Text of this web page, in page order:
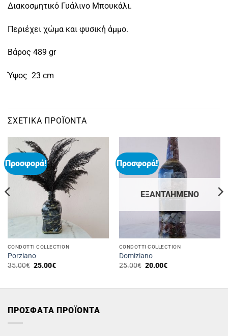
Διακοσμητικό Γυάλινο Μπουκάλι.
Περιέχει χώμα και φυσική άμμο.
Βάρος 489 gr
Ύψος 23 cm
ΣΧΕΤΙΚΆ ΠΡΟΪΌΝΤΑ
Προσφορά!
CONDOTTI COLLECTION
Porziano
35.00€ Original
25.00€Η
Προσφορά!
ΕΞΑΝΤΛΗΜΈΝΟ
CONDOTTI COLLECTION
Domiziano
25.00€ Original
20.00€Η
ΠΡΟΣΦΑΤΑ ΠΡΟΪΟΝΤΑ